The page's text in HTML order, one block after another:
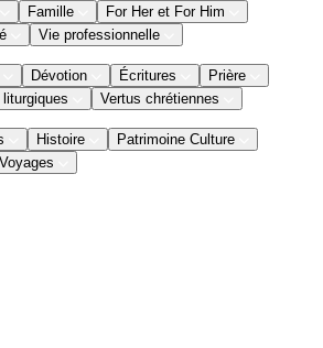
Famille
For Her et For Him
Vie professionnelle
Dévotion Écritures
Prière
Vertus chrétiennes
Histoire
Patrimoine Culture
Voyages